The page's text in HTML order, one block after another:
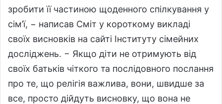
зробити її частиною щоденного спілкування у
сім’ї, − написав Сміт у короткому викладі
своїх висновків на сайті Інституту сімейних
досліджень. − Якщо діти не отримують від
своїх батьків чіткого та послідовного послання
про те, що релігія важлива, вони, швидше за
все, просто дійдуть висновку, що вона не